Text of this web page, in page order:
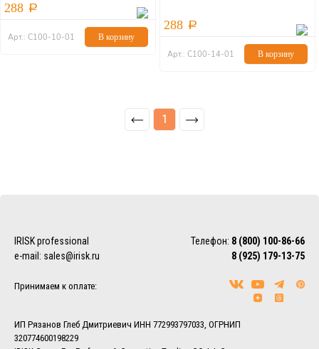
288
Арт.: С100-10-01 В корзину
288
Арт.: С100-14-01 В корзину
1
IRISK professional Телефон: 8 (800) 100-86-66
8 (925) 179-13-75
e-mail: sales@irisk.ru
Принимаем к оплате:
ИП Рязанов Глеб Дмитриевич ИНН 772993797033, ОГРНИП
320774600198229